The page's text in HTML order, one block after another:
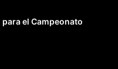
el Campeonato